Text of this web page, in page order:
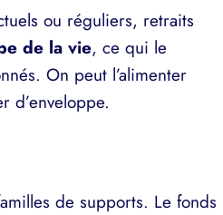
ou réguliers, retraits
de la vie, ce qui le
On peut l’alimenter
d’enveloppe.
de supports. Le fonds